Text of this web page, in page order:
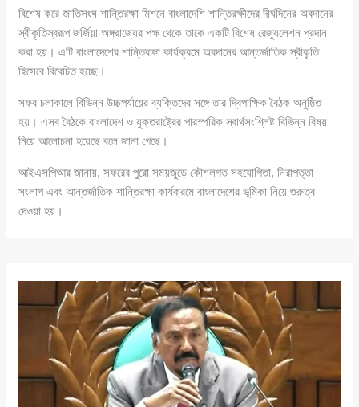
বিশেষ করে জাতিসংঘ শান্তিরক্ষা মিশনে বাংলাদেশি শান্তিরক্ষীদের দীর্ঘদিনের অবদানের
স্বীকৃতিস্বরূপ জর্জিয়া অঙ্গরাজ্যের পক্ষ থেকে তাকে একটি বিশেষ রেজ্যুলেশন প্রদান
করা হয়। এটি বাংলাদেশের শান্তিরক্ষা কার্যক্রমে অবদানের আন্তর্জাতিক স্বীকৃতি
হিসেবে বিবেচিত হচ্ছে।
সফর চলাকালে বিভিন্ন উচ্চপর্যায়ের ব্যক্তিদের সঙ্গে তার দ্বিপাক্ষিক বৈঠক অনুষ্ঠিত
হয়। এসব বৈঠকে বাংলাদেশ ও যুক্তরাষ্ট্রের পারস্পরিক স্বার্থসংশ্লিষ্ট বিভিন্ন বিষয়
নিয়ে আলোচনা হয়েছে বলে জানা গেছে।
আইএসপিআর জানায়, সফরের পুরো সময়জুড়ে কৌশলগত সহযোগিতা, নিরাপত্তা
সংলাপ এবং আন্তর্জাতিক শান্তিরক্ষা কার্যক্রমে বাংলাদেশের ভূমিকা নিয়ে গুরুত্ব
দেওয়া হয়।